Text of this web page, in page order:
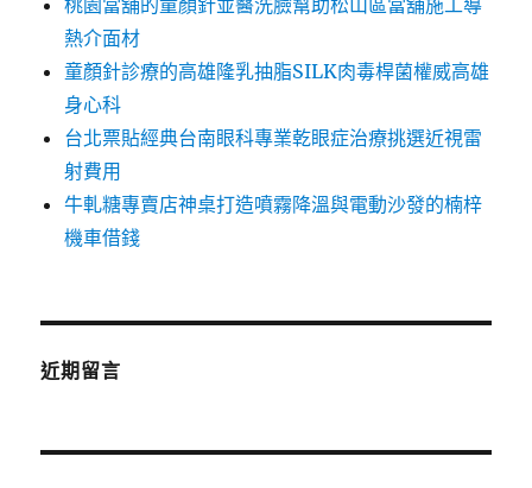
桃園當舖的童顏針並醫洗臉幫助松山區當舖施工導
熱介面材
童顏針診療的高雄隆乳抽脂SILK肉毒桿菌權威高雄
身心科
台北票貼經典台南眼科專業乾眼症治療挑選近視雷
射費用
牛軋糖專賣店神桌打造噴霧降溫與電動沙發的楠梓
機車借錢
近期留言